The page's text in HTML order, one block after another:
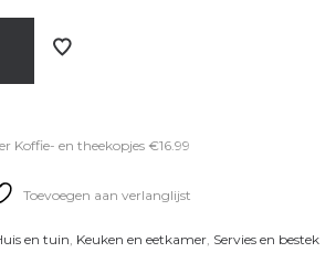
Koffie- en theekopjes €16.99
Toevoegen aan verlanglijst
en tuin, Keuken en eetkamer, Servies en bestek